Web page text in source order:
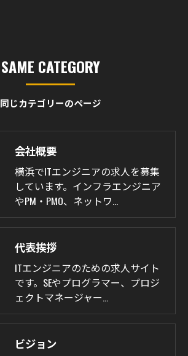
同じカテゴリーのページ
SAME CATEGORY
会社概要
横浜でITエンジニアの求人を募集
しています。インフラエンジニア
やPM・PMO、ネットワ…
代表挨拶
ITエンジニアのための求人サイト
です。SEやプログラマー、プロジ
ェクトマネージャー…
ビジョン